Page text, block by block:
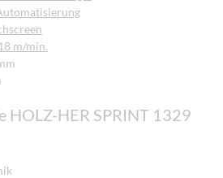
m/min.
HOLZ-HER SPRINT 1329